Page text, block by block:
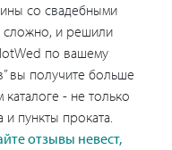
со свадебными
сложно, и решили
по вашему
вы получите больше
- не только
пункты проката.
отзывы невест,